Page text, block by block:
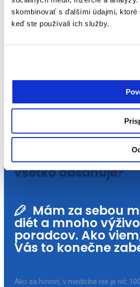
skombinovať s ďalšími údajmi,
keď ste používali ich služby.
vlastnú päsť, je vhodné kontaktovať
Optimalizácia výživy podľa aktuálnych
dôležitý nástroj na úpravu hmotnosti,
Mám si zakúpiť
jednorázový vstup,
dlhodobejší
Ako vyzerá
konzultácia u vás a
všetko obsahuje?
Mám za sebou
diét a mnoho
poradcov. Ako
Vás to konečne
Ako sa hovorí, v medicíne nie je nič